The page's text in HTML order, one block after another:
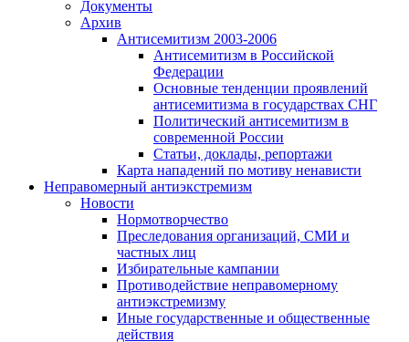
Документы
Архив
Антисемитизм 2003-2006
Антисемитизм в Российской
Федерации
Основные тенденции проявлений
антисемитизма в государствах СНГ
Политический антисемитизм в
современной России
Статьи, доклады, репортажи
Карта нападений по мотиву ненависти
Неправомерный антиэкстремизм
Новости
Нормотворчество
Преследования организаций, СМИ и
частных лиц
Избирательные кампании
Противодействие неправомерному
антиэкстремизму
Иные государственные и общественные
действия